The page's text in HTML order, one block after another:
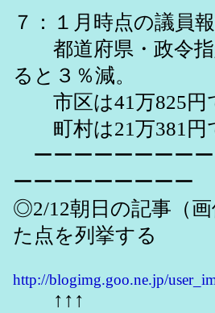
７：１月時点の議員
都道府県・政令指
ると３％減。
市区は41万825円
町村は21万381円
ーーーーーーーー
ーーーーーーーーー
◎2/12朝日の記事（
た点を列挙する
http://blogimg.goo.ne.jp/
↑↑↑